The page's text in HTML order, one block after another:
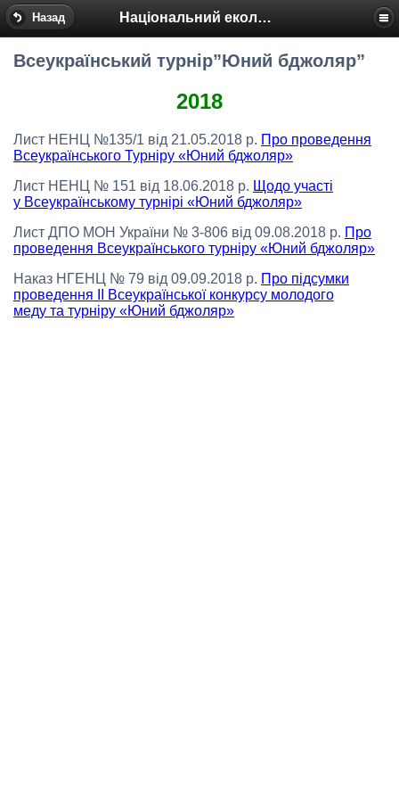
Назад Національний еколого-натуралістичний центр
Всеукраїнський турнір”Юний бджоляр”
2018
Лист НЕНЦ №135/1 від 21.05.2018 р. Про проведення
Всеукраїнського Турніру «Юний бджоляр»
Лист НЕНЦ № 151 від 18.06.2018 р. Щодо участі
у Всеукраїнському турнірі «Юний бджоляр»
Лист ДПО МОН України № 3-806 від 09.08.2018 р. Про
проведення Всеукраїнського турніру «Юний бджоляр»
Наказ НГЕНЦ № 79 від 09.09.2018 р. Про підсумки
проведення ІІ Всеукраїнської конкурсу молодого
меду та турніру «Юний бджоляр»